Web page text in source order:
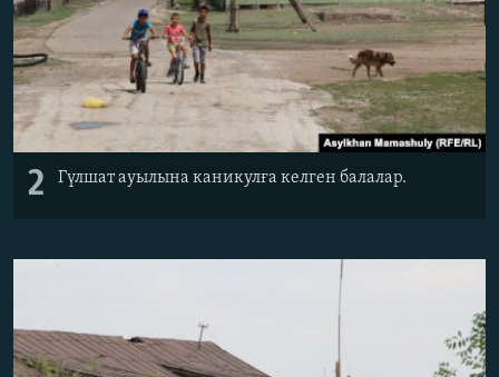
2 Гүлшат ауылына каникулға келген балалар.